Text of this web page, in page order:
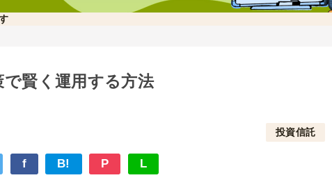
賢く運用する方法
投資信託
f B! P L